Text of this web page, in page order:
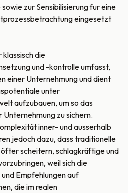
zur Sensibilisierung fur eine
eingesetzt
die
und -kontrolle umfasst,
einer Unternehmung und dient
unter
aufzubauen, um so das
zu sichern.
inner- und ausserhalb
jedoch dazu, dass traditionelle
scheitern, schlagkräftige und
weil sich die
Empfehlungen auf
die im realen